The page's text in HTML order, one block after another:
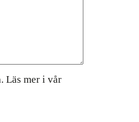
Läs mer i vår